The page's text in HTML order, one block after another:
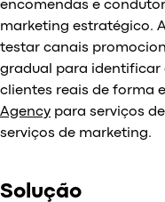
encomendas e
marketing estratégico.
testar canais
gradual para identificar
clientes reais de forma
Agency para serviços
serviços de marketing.
Solução